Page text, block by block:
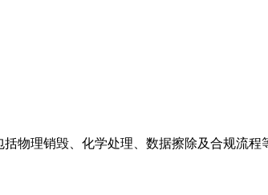
物理销毁、化学处理、数据擦除及合规流程